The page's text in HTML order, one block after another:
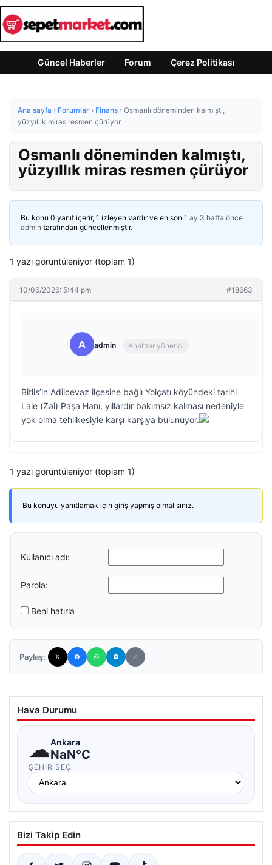
Güncel Haberler Forum Çerez Politikası
Ana sayfa › Forumlar › Finans › Osmanlı döneminden kalmıştı,
yüzyıllık miras resmen çürüyor
Osmanlı döneminden kalmıştı,
yüzyıllık miras resmen çürüyor
Bu konu 0 yanıt içerir, 1 izleyen vardır ve en son 1 ay 3 hafta önce
admin tarafından güncellenmiştir.
1 yazı görüntüleniyor (toplam 1)
10/06/2026: 5:44 pm #18663
A admin Anahtar yönetici
Bitlis’in Adilcevaz ilçesine bağlı Yolçatı köyündeki tarihi
Lale (Zai) Paşa Hanı, yıllardır bakımsız kalması nedeniyle
yok olma tehlikesiyle karşı karşıya bulunuyor.
1 yazı görüntüleniyor (toplam 1)
Bu konuyu yanıtlamak için giriş yapmış olmalısınız.
Kullanıcı adı:
Parola:
Beni hatırla
Paylaş:
Hava Durumu
☁Ankara
NaN°C
ŞEHIR SEÇ
Bizi Takip Edin